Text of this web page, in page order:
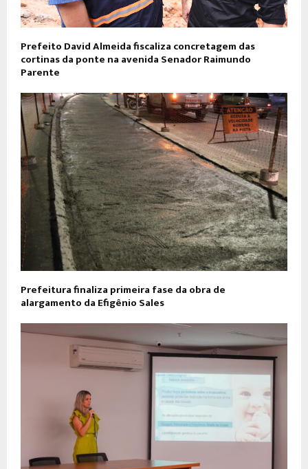
Prefeito David Almeida fiscaliza concretagem das
cortinas da ponte na avenida Senador Raimundo
Parente
Prefeitura finaliza primeira fase da obra de
alargamento da Efigênio Sales